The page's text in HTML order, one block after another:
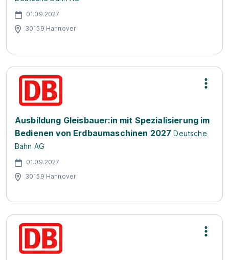
01.09.2027
30159 Hannover
Ausbildung Gleisbauer:in mit Spezialisierung im
Bedienen von Erdbaumaschinen 2027 Deutsche
Bahn AG
01.09.2027
30159 Hannover